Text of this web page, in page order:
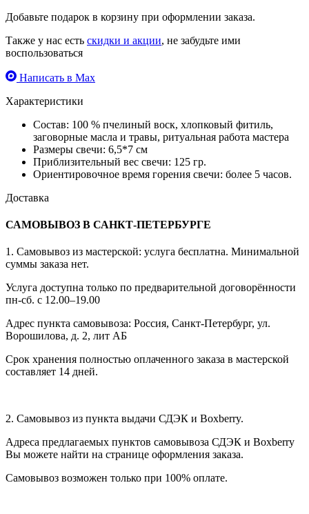
Добавьте подарок в корзину при оформлении заказа.
Также у нас есть скидки и акции, не забудьте ими
воспользоваться
Написать в Max
Характеристики
Состав: 100 % пчелиный воск, хлопковый фитиль,
заговорные масла и травы, ритуальная работа мастера
Размеры свечи: 6,5*7 см
Приблизительный вес свечи: 125 гр.
Ориентировочное время горения свечи: более 5 часов.
Доставка
САМОВЫВОЗ В САНКТ-ПЕТЕРБУРГЕ
1. Самовывоз из мастерской: услуга бесплатна. Минимальной
суммы заказа нет.
Услуга доступна только по предварительной договорённости
пн-сб. с 12.00–19.00
Адрес пункта самовывоза: Россия, Санкт-Петербург, ул.
Ворошилова, д. 2, лит АБ
Срок хранения полностью оплаченного заказа в мастерской
составляет 14 дней.
2. Самовывоз из пункта выдачи СДЭК и Boxberry.
Адреса предлагаемых пунктов самовывоза СДЭК и Boxberry
Вы можете найти на странице оформления заказа.
Самовывоз возможен только при 100% оплате.